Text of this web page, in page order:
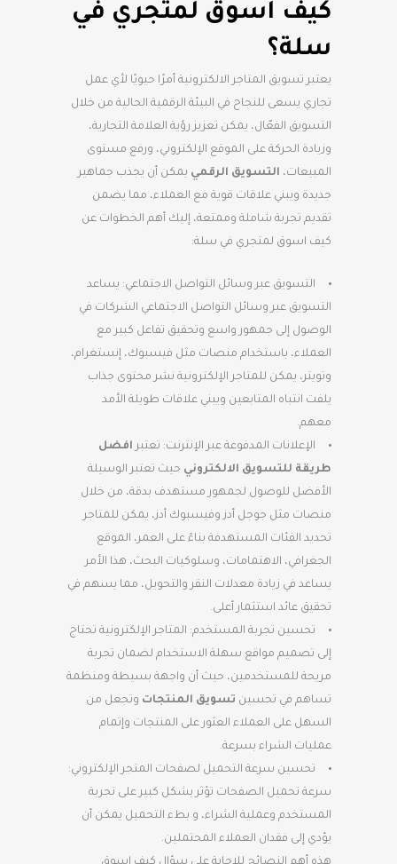
كيف أسوق لمتجري في
سلة؟
يعتبر تسويق المتاجر الالكترونية أمرًا حيويًا لأي عمل
تجاري يسعى للنجاح في البيئة الرقمية الحالية من خلال
التسويق الفعّال، يمكن تعزيز رؤية العلامة التجارية،
وزيادة الحركة على الموقع الإلكتروني، ورفع مستوى
المبيعات، التسويق الرقمي يمكن أن يجذب جماهير
جديدة ويبني علاقات قوية مع العملاء، مما يضمن
تقديم تجربة شاملة وممتعة، إليك أهم الخطوات عن
كيف اسوق لمتجري في سلة:
التسويق عبر وسائل التواصل الاجتماعي: يساعد
التسويق عبر وسائل التواصل الاجتماعي الشركات في
الوصول إلى جمهور واسع وتحقيق تفاعل كبير مع
العملاء، باستخدام منصات مثل فيسبوك، إنستغرام،
وتويتر، يمكن للمتاجر الإلكترونية نشر محتوى جذاب
يلفت انتباه المتابعين ويبني علاقات طويلة الأمد
معهم.
الإعلانات المدفوعة عبر الإنترنت: تعتبر افضل
طريقة للتسويق الالكتروني حيث تعتبر الوسيلة
الأفضل للوصول لجمهور مستهدف بدقة، من خلال
منصات مثل جوجل أدز وفيسبوك أدز، يمكن للمتاجر
تحديد الفئات المستهدفة بناءً على العمر، الموقع
الجغرافي، الاهتمامات، وسلوكيات البحث، هذا الأمر
يساعد في زيادة معدلات النقر والتحويل، مما يسهم في
تحقيق عائد استثمار أعلى.
تحسين تجربة المستخدم: المتاجر الإلكترونية تحتاج
إلى تصميم مواقع سهلة الاستخدام لضمان تجربة
مريحة للمستخدمين، حيث أن واجهة بسيطة ومنظمة
تساهم في تحسين تسويق المنتجات وتجعل من
السهل على العملاء العثور على المنتجات وإتمام
عمليات الشراء بسرعة.
تحسين سرعة التحميل لصفحات المتجر الإلكتروني:
سرعة تحميل الصفحات تؤثر بشكل كبير على تجربة
المستخدم وعملية الشراء، و بطء التحميل يمكن أن
يؤدي إلى فقدان العملاء المحتملين.